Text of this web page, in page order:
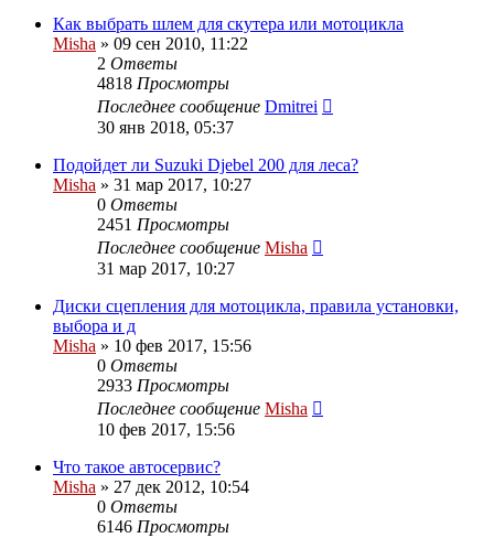
Как выбрать шлем для скутера или мотоцикла
Misha » 09 сен 2010, 11:22
2 Ответы
4818 Просмотры
Последнее сообщение Dmitrei
30 янв 2018, 05:37
Подойдет ли Suzuki Djebel 200 для леса?
Misha » 31 мар 2017, 10:27
0 Ответы
2451 Просмотры
Последнее сообщение Misha
31 мар 2017, 10:27
Диски сцепления для мотоцикла, правила установки,
выбора и д
Misha » 10 фев 2017, 15:56
0 Ответы
2933 Просмотры
Последнее сообщение Misha
10 фев 2017, 15:56
Что такое автосервис?
Misha » 27 дек 2012, 10:54
0 Ответы
6146 Просмотры